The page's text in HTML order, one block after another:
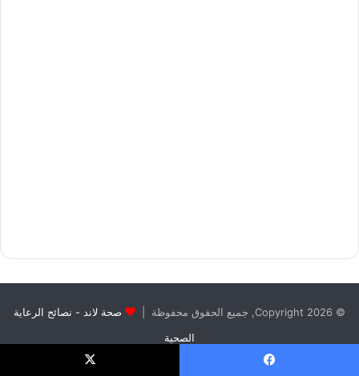
© Copyright 2026, جميع الحقوق محفوظة |
صحة لاند - نصائح الرعاية
الصحية